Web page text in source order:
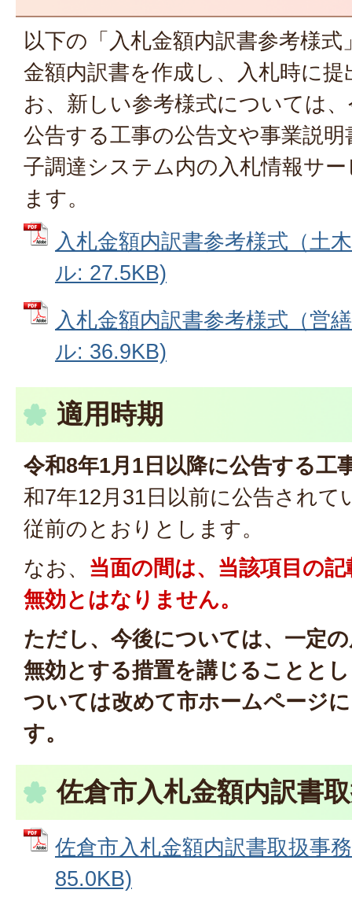
以下の「入札金額内訳書参考様
金額内訳書を作成し、入札時に
お、新しい参考様式については
公告する工事の公告文や事業説
子調達システム内の入札情報サ
ます。
入札金額内訳書参考様式（土
ル: 27.5KB)
入札金額内訳書参考様式（営
ル: 36.9KB)
適用時期
令和8年1月1日以降に公告する工
和7年12月31日以前に公告されて
従前のとおりとします。
なお、 当面の間は、当該項目の
無効とはなりません。
ただし、今後については、一定
無効とする措置を講じることと
ついては改めて市ホームページ
す。
佐倉市入札金額内訳書
佐倉市入札金額内訳書取扱事
85.0KB)